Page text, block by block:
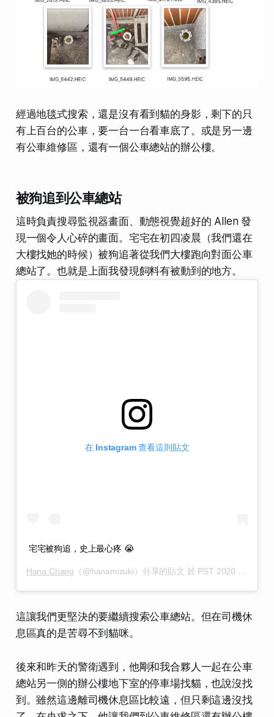
經過地毯式搜索，還是沒有看到貓的身影，剩下的只
有上百台的公車，要一台一台看車底了。或是另一邊
有公車維修區，還有一個公車總站的辦公樓。
被狗追到公車總站
這時負責搜尋監視器畫面、動態視覺超好的 Allen 發
現一個令人心碎的畫面。宅宅在初四凌晨（我們還在
大樓找她的時候）被狗追著從我們大樓跑向對面公車
總站了。也就是上面我發現飼料有被動到的地方。
在 Instagram 查看這則貼文
宅宅被狗追，史上最心疼 😭
Hana Chang （@hanamizuki）分享的貼文 於 PST 2020 年 1月 月 30 日 上午 10:21
這讓我們更堅決的要繼續搜索公車總站。但在司機休
息區真的是苦尋不到貓咪。
後來和昨天的警衛遇到，他剛和我合夥人一起在公車
總站另一側的辦公樓地下室的停車場找貓，也說沒找
到。雖然這邊離司機休息區比較遠，但只剩這邊沒找